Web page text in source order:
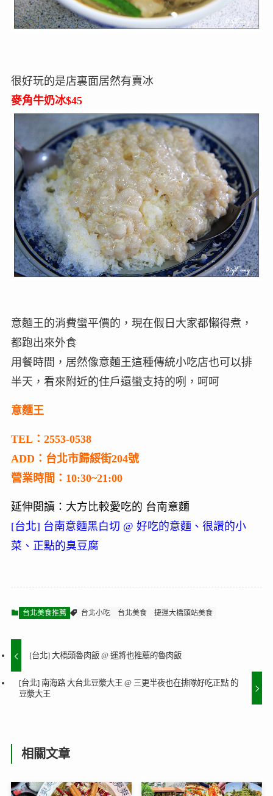
很好玩的是店裏面居然有賣冰
麥角牛奶冰$45
意麵王的消費蠻平價的，現在假日大家都懶得煮，
都跑出來外食
用餐時間，居然像意麵王這種傳統小吃店也可以排
半天，看來附近的住戶還蠻支持的咧，呵呵
意麵王
TEL：2553-0538
ADD：台北市歸綏街204號
營業時間：10:30~21:00
延伸閱讀：大方比較愛吃的 台南意麵
[台北] 台南意麵黑白切 @ 好吃的意麵、很讚的小
菜、正點的臭豆腐
台北美食推薦 台北小吃 台北美食 捷運大橋頭站美食
[台北] 大橋頭魯肉飯 @ 運將也推薦的魯肉飯
[台北] 南海路 大台北豆漿大王 @ 三更半夜也在排隊好吃正點 的
豆漿大王
相關文章